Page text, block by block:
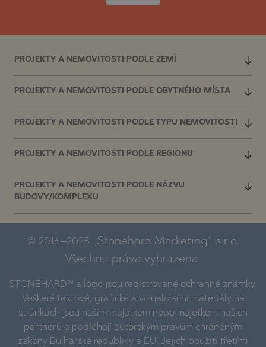
PROJEKTY A NEMOVITOSTI PODLE ZEMÍ
PROJEKTY A NEMOVITOSTI PODLE OBYTNÉHO MÍSTA
PROJEKTY A NEMOVITOSTI PODLE TYPU NEMOVITOSTI
PROJEKTY A NEMOVITOSTI PODLE REGIONU
PROJEKTY A NEMOVITOSTI PODLE NÁZVU
BUDOVY/KOMPLEXU
© 2016–2025 „Stonehard Marketing“ s.r.o.
Všechna práva vyhrazena.
STONEHARD™ a logo jsou registrované ochranné známky.
Veškeré textové, grafické a vizualizační materiály na
stránkách jsou naším majetkem nebo majetkem našich
partnerů a podléhají autorským právům chráněným
zákony Bulharské republiky a EU. Jejich použití třetími